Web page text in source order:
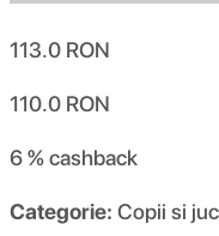
113.0 RON
110.0 RON
6 %cashback
Categorie: Copii si